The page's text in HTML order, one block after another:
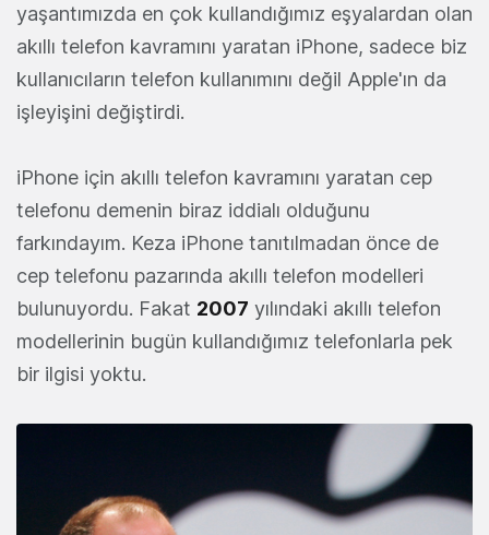
yaşantımızda en çok kullandığımız eşyalardan olan
akıllı telefon kavramını yaratan iPhone, sadece biz
kullanıcıların telefon kullanımını değil Apple'ın da
işleyişini değiştirdi.
iPhone için akıllı telefon kavramını yaratan cep
telefonu demenin biraz iddialı olduğunu
farkındayım. Keza iPhone tanıtılmadan önce de
cep telefonu pazarında akıllı telefon modelleri
bulunuyordu. Fakat 2007 yılındaki akıllı telefon
modellerinin bugün kullandığımız telefonlarla pek
bir ilgisi yoktu.